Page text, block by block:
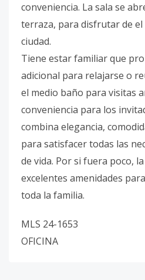
conveniencia. La sala se
terraza, para disfrutar de el
ciudad.
Tiene estar familiar que
adicional para relajarse o
el medio baño para visitas
conveniencia para los
combina elegancia,
para satisfacer todas las
de vida. Por si fuera poco,
excelentes amenidades
toda la familia.
MLS 24-1653
OFICINA